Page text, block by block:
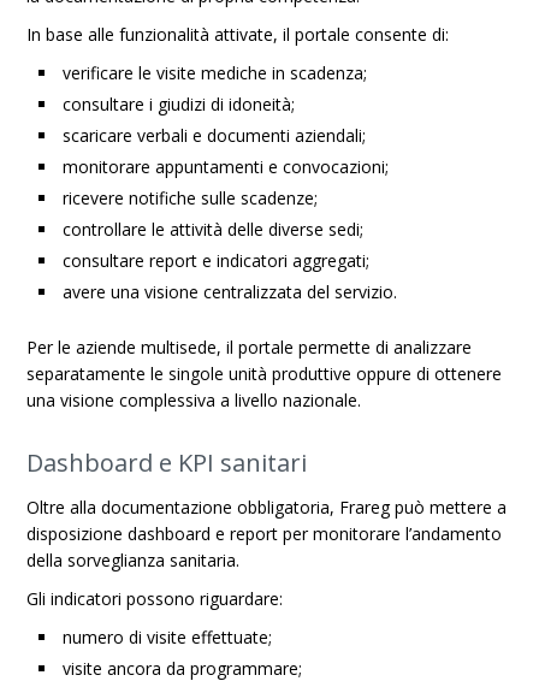
In base alle funzionalità attivate, il portale consente di:
verificare le visite mediche in scadenza;
consultare i giudizi di idoneità;
scaricare verbali e documenti aziendali;
monitorare appuntamenti e convocazioni;
ricevere notifiche sulle scadenze;
controllare le attività delle diverse sedi;
consultare report e indicatori aggregati;
avere una visione centralizzata del servizio.
Per le aziende multisede, il portale permette di analizzare
separatamente le singole unità produttive oppure di ottenere
una visione complessiva a livello nazionale.
Dashboard e KPI sanitari
Oltre alla documentazione obbligatoria, Frareg può mettere a
disposizione dashboard e report per monitorare l’andamento
della sorveglianza sanitaria.
Gli indicatori possono riguardare:
numero di visite effettuate;
visite ancora da programmare;